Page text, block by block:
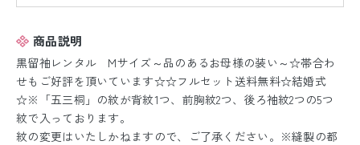
商品説明
黒留袖レンタル Mサイズ～品のあるお母様の装い～☆帯合わ
せもご好評を頂いています☆☆フルセット送料無料☆結婚式
☆※「五三桐」の紋が背紋1つ、前胸紋2つ、後ろ袖紋2つの5つ
紋で入っております。
紋の変更はいたしかねますので、ご了承ください。※縫製の都